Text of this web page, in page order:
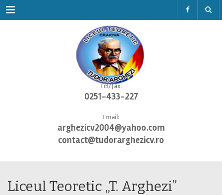
Menu
Tel/fax:
0251-433-227
Email:
arghezicv2004@yahoo.com
contact@tudorarghezicv.ro
Liceul Teoretic „T. Arghezi”